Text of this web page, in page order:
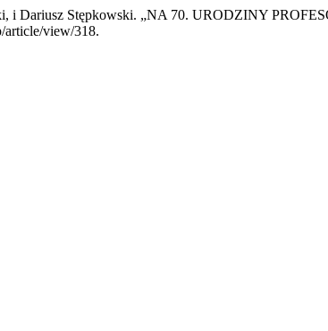
i Dariusz Stępkowski. „NA 70. URODZINY
article/view/318.